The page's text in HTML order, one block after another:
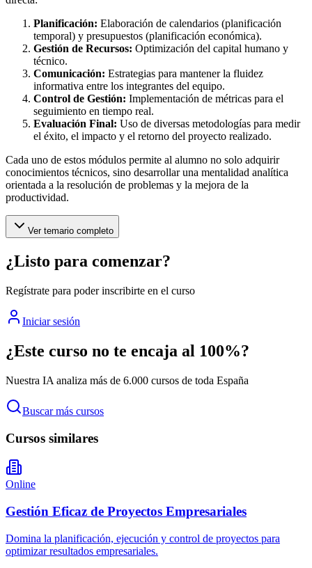
Planificación: Elaboración de calendarios (planificación
temporal) y presupuestos (planificación económica).
Gestión de Recursos: Optimización del capital humano y
técnico.
Comunicación: Estrategias para mantener la fluidez
informativa entre los integrantes del equipo.
Control de Gestión: Implementación de métricas para el
seguimiento en tiempo real.
Evaluación Final: Uso de diversas metodologías para medir
el éxito, el impacto y el retorno del proyecto realizado.
Cada uno de estos módulos permite al alumno no solo adquirir
conocimientos técnicos, sino desarrollar una mentalidad analítica
orientada a la resolución de problemas y la mejora de la
productividad.
Ver temario completo
¿Listo para comenzar?
Regístrate para poder inscribirte en el curso
Iniciar sesión
¿Este curso no te encaja al 100%?
Nuestra IA analiza más de 6.000 cursos de toda España
Buscar más cursos
Cursos similares
Online
Gestión Eficaz de Proyectos Empresariales
Domina la planificación, ejecución y control de proyectos para
optimizar resultados empresariales.